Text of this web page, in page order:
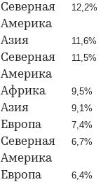
Северная
Америка
12,2%
Азия 11,6%
Северная
Америка
11,5%
Африка 9,5%
Азия 9,1%
Европа 7,4%
Северная
Америка
6,7%
Европа 6,4%